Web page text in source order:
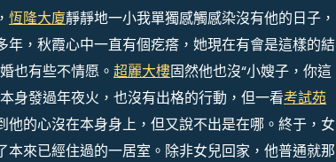
恆隆大廈靜靜地一小我單獨感觸感染沒有他的日子，
年，秋霞心中一直有個疙瘩，她現在有會是這樣的結
也有些不情愿。 超麗大樓固然他也沒“小嫂子，你這
身發過年夜火，也沒有出格的行動，但一看考試苑
的心沒在本身身上，但又說不出是在哪。終于，女
來已經住過的一居室。除非女兒回家，他普通就那